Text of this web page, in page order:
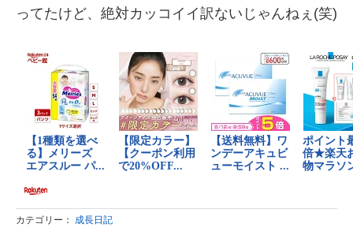
ってたけど、絶対カッコイイ訳ないじゃんねぇ(笑)
カテゴリー： 成長日記